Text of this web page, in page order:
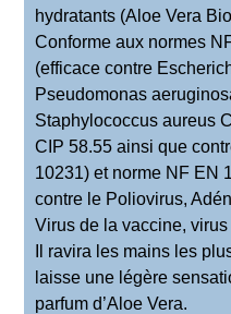
hydratants (Aloe Vera
Conforme aux normes
(efficace contre
Pseudomonas
Staphylococcus aureus
CIP 58.55 ainsi que
10231) et norme NF EN
contre le Poliovirus,
Virus de la vaccine,
Il ravira les mains les
laisse une légère
parfum d’Aloe Vera.